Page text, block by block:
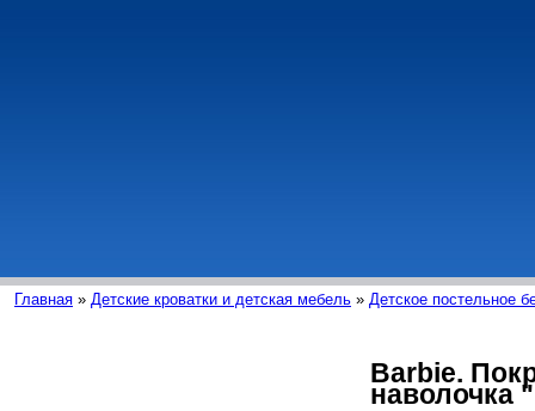
Главная » Детские кроватки и детская мебель » Детское постельное
Barbie.
наволочка